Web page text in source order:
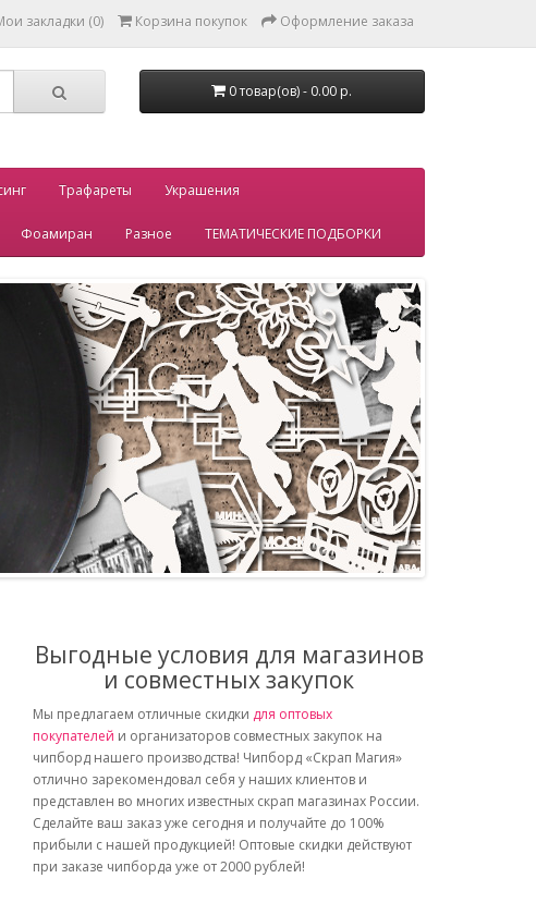
закладки (0) Корзина покупок Оформление заказа
0 товар(ов) - 0.00 р.
Трафареты Украшения
Фоамиран Разное ТЕМАТИЧЕСКИЕ ПОДБОРКИ
Выгодные условия для магазинов
и совместных закупок
Мы предлагаем отличные скидки для оптовых
покупателей и организаторов совместных закупок на
чипборд нашего производства! Чипборд «Скрап Магия»
отлично зарекомендовал себя у наших клиентов и
представлен во многих известных скрап магазинах России.
Сделайте ваш заказ уже сегодня и получайте до 100%
прибыли с нашей продукцией! Оптовые скидки действуют
при заказе чипборда уже от 2000 рублей!